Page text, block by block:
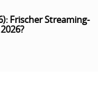
Frischer Streaming-